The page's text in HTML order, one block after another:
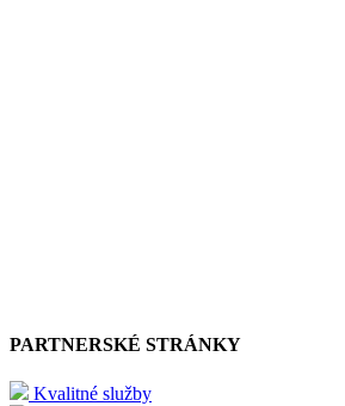
PARTNERSKÉ STRÁNKY
Kvalitné služby